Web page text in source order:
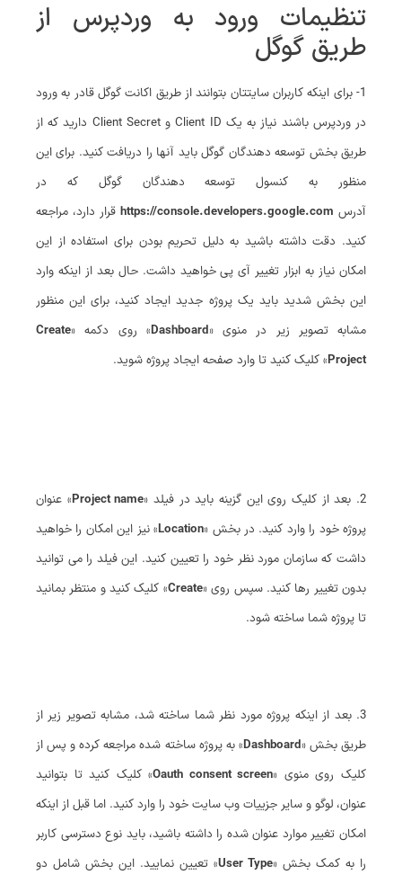
تنظیمات ورود به وردپرس از
طریق گوگل
1- برای اینکه کاربران سایتتان بتوانند از طریق اکانت گوگل قادر به ورود
در وردپرس باشند نیاز به یک Client ID و Client Secret دارید که از
طریق بخش توسعه‌ دهندگان گوگل باید آنها را دریافت کنید. برای این
منظور به کنسول توسعه دهندگان گوگل که در
آدرس https://console.developers.google.com قرار دارد، مراجعه
کنید. دقت داشته باشید به دلیل تحریم بودن برای استفاده از این
امکان نیاز به ابزار تغییر آی‌ پی خواهید داشت. حال بعد از اینکه وارد
این بخش شدید باید یک پروژه جدید ایجاد کنید، برای این منظور
مشابه تصویر زیر در منوی «Dashboard» روی دکمه «Create
Project» کلیک کنید تا وارد صفحه ایجاد پروژه شوید.
2. بعد از کلیک روی این گزینه باید در فیلد « Project name» عنوان
پروژه خود را وارد کنید. در بخش «Location» نیز این امکان را خواهید
داشت که سازمان مورد نظر خود را تعیین کنید. این فیلد را می توانید
بدون تغییر رها کنید. سپس روی «Create» کلیک کنید و منتظر بمانید
تا پروژه شما ساخته شود.
3. بعد از اینکه پروژه مورد نظر شما ساخته شد، مشابه تصویر زیر از
طریق بخش «Dashboard» به پروژه ساخته شده مراجعه کرده و پس از
کلیک روی منوی «Oauth consent screen» کلیک کنید تا بتوانید
عنوان، لوگو و سایر جزییات وب سایت خود را وارد کنید. اما قبل از اینکه
امکان تغییر موارد عنوان شده را داشته باشید، باید نوع دسترسی کاربر
را به کمک بخش «User Type» تعیین نمایید. این بخش شامل دو